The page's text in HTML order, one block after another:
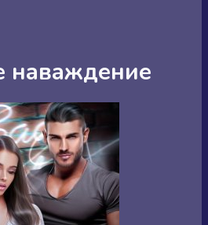
наваждение